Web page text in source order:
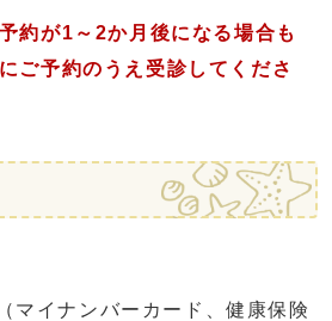
約が1～2か月後になる場合も
ご予約のうえ受診してくださ
マイナンバーカード、健康保険